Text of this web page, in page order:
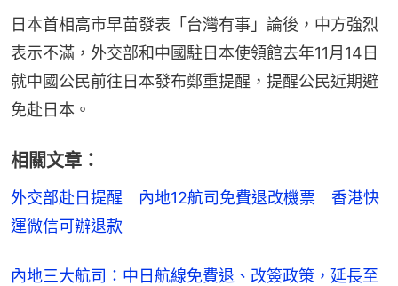
日本首相高市早苗發表「台灣有事」論後，中方強烈
表示不滿，外交部和中國駐日本使領館去年11月14日
就中國公民前往日本發布鄭重提醒，提醒公民近期避
免赴日本。
相關文章：
外交部赴日提醒　內地12航司免費退改機票　香港快
運微信可辦退款
內地三大航司：中日航線免費退、改簽政策，延長至